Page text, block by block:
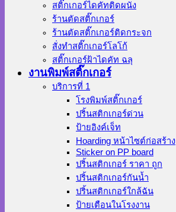
สติ๊กเกอร์ไดคัทติดผนัง
ร้านตัดสติ๊กเกอร์
ร้านตัดสติ๊กเกอร์ติดกระจก
สั่งทําสติ๊กเกอร์โลโก้
สติ๊กเกอร์ฝ้าไดคัท ฉลุ
งานพิมพ์สติ๊กเกอร์
บริการที่ 1
โรงพิมพ์สติ๊กเกอร์
ปริ้นสติกเกอร์ด่วน
ป้ายอิงค์เจ็ท
Hoarding หน้าไซต์ก่อสร้าง
Sticker on PP board
ปริ้นสติกเกอร์ ราคา ถูก
ปริ้นสติกเกอร์กันน้ำ
ปริ้นสติกเกอร์ใกล้ฉัน
ป้ายเตือนในโรงงาน